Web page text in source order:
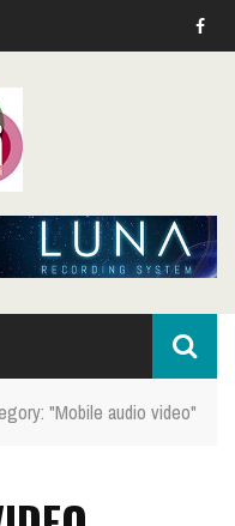
"Mobile audio video"